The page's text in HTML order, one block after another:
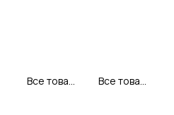
Все товары Cholimex Все товары категории